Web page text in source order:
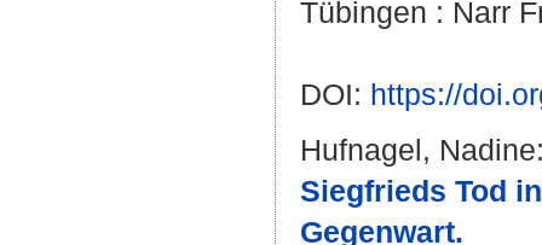
Tübingen : Narr
DOI: https://
Hufnagel, Nadine
Siegfrieds Tod
Gegenwart.